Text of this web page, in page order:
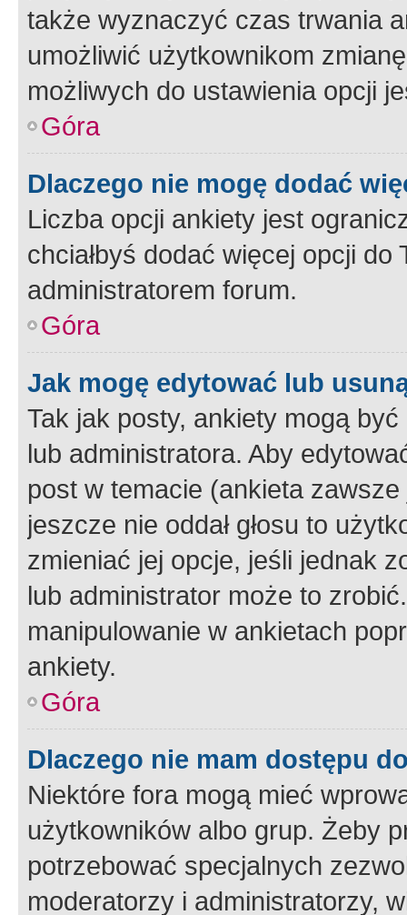
także wyznaczyć czas trwania
umożliwić użytkownikom
możliwych do ustawienia opcji
Góra
Dlaczego nie mogę dodać
Liczba opcji ankiety jest
chciałbyś dodać więcej opcji
administratorem forum.
Góra
Jak mogę edytować lub
Tak jak posty, ankiety mogą
lub administratora. Aby
post w temacie (ankieta
jeszcze nie oddał głosu to
zmieniać jej opcje, jeśli jednak
lub administrator może to
manipulowanie w ankietach
ankiety.
Góra
Dlaczego nie mam dostępu
Niektóre fora mogą mieć
użytkowników albo grup. Żeby
potrzebować specjalnych
moderatorzy i administratorzy,